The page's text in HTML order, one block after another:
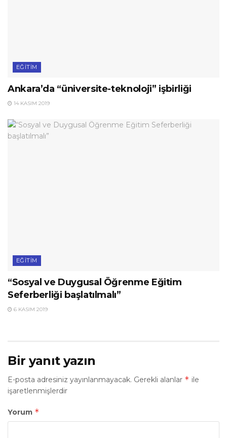
EĞITIM
Ankara’da “üniversite-teknoloji” işbirliği
14 KASIM 2019
EĞITIM
“Sosyal ve Duygusal Öğrenme Eğitim
Seferberliği başlatılmalı”
6 KASIM 2019
Bir yanıt yazın
E-posta adresiniz yayınlanmayacak. Gerekli alanlar * ile
işaretlenmişlerdir
Yorum *